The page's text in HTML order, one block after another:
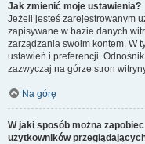
Jak zmienić moje ustawienia?
Jeżeli jesteś zarejestrowanym
zapisywane w bazie danych
zarządzania swoim kontem. W
ustawień i preferencji.
zazwyczaj na górze stron
Na górę
W jaki sposób można
użytkowników